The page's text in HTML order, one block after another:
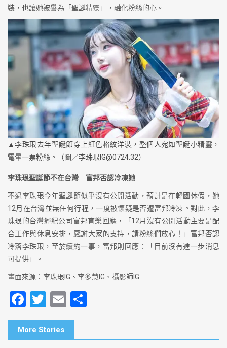
裝，也讓她被譽為「聖誕精靈」，融化粉絲的心。
▲李珠珢去年聖誕節穿上紅色格紋洋裝，整個人宛如聖誕小精靈，
電暈一票粉絲。（圖／李珠珢 IG@0724.32）
李珠珢聖誕節不在台灣 富邦否認冷凍她
不過李珠珢今年聖誕節似乎沒有公開活動，預計是在韓國休假，她
12月在台灣並無任何行程，一度被懷疑是否遭富邦冷凍。對此，李
珠珢的台灣經紀公司富邦育樂回應，「12月沒有公開活動主要是配
合工作與休息安排，感謝大家的支持，請粉絲們放心！」富邦否認
冷落李珠珢，至於續約一事，富邦則回應：「目前沒有進一步消息
可提供」。
畫面來源：李珠珢IG、李多慧IG、攝影師IG
F
a
c
T
wi
tt
E
m
More Stories